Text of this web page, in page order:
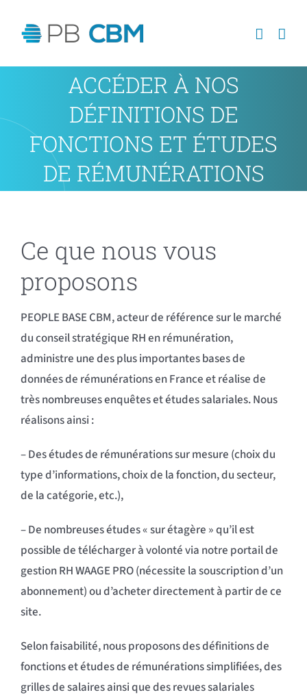
ACCÉDER À NOS
DÉFINITIONS DE
FONCTIONS ET ÉTUDES
DE RÉMUNÉRATIONS
Ce que nous vous
proposons
PEOPLE BASE CBM, acteur de référence sur le marché
du conseil stratégique RH en rémunération,
administre une des plus importantes bases de
données de rémunérations en France et réalise de
très nombreuses enquêtes et études salariales. Nous
réalisons ainsi :
– Des études de rémunérations sur mesure (choix du
type d’informations, choix de la fonction, du secteur,
de la catégorie, etc.),
– De nombreuses études « sur étagère » qu’il est
possible de télécharger à volonté via notre portail de
gestion RH WAAGE PRO (nécessite la souscription d’un
abonnement) ou d’acheter directement à partir de ce
site.
Selon faisabilité, nous proposons des définitions de
fonctions et études de rémunérations simplifiées, des
grilles de salaires ainsi que des revues salariales